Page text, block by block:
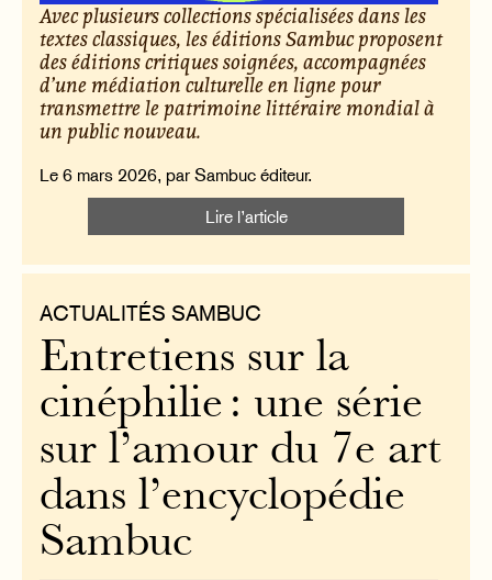
Avec plusieurs collections spécialisées dans les
textes classiques, les éditions Sambuc proposent
des éditions critiques soignées, accompagnées
d’une médiation culturelle en ligne pour
transmettre le patrimoine littéraire mondial à
un public nouveau.
Le 6 mars 2026, par Sambuc éditeur.
Lire l’article
ACTUALITÉS SAMBUC
Entretiens sur la
cinéphilie : une série
sur l’amour du 7e art
dans l’encyclopédie
Sambuc